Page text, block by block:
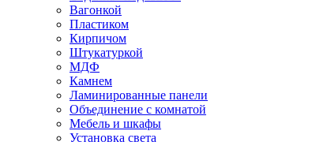
Вагонкой
Пластиком
Кирпичом
Штукатуркой
МДФ
Камнем
Ламинированные панели
Объединение с комнатой
Мебель и шкафы
Установка света